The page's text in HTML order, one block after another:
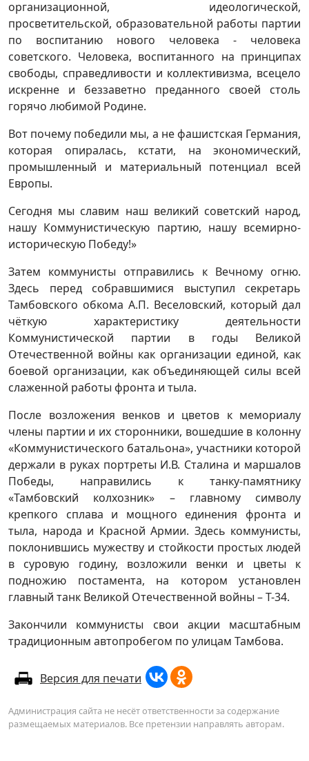
организационной, идеологической,
просветительской, образовательной работы партии
по воспитанию нового человека - человека
советского. Человека, воспитанного на принципах
свободы, справедливости и коллективизма, всецело
искренне и беззаветно преданного своей столь
горячо любимой Родине.
Вот почему победили мы, а не фашистская Германия,
которая опиралась, кстати, на экономический,
промышленный и материальный потенциал всей
Европы.
Сегодня мы славим наш великий советский народ,
нашу Коммунистическую партию, нашу всемирно-
историческую Победу!»
Затем коммунисты отправились к Вечному огню.
Здесь перед собравшимися выступил секретарь
Тамбовского обкома А.П. Веселовский, который дал
чёткую характеристику деятельности
Коммунистической партии в годы Великой
Отечественной войны как организации единой, как
боевой организации, как объединяющей силы всей
слаженной работы фронта и тыла.
После возложения венков и цветов к мемориалу
члены партии и их сторонники, вошедшие в колонну
«Коммунистического батальона», участники которой
держали в руках портреты И.В. Сталина и маршалов
Победы, направились к танку-памятнику
«Тамбовский колхозник» – главному символу
крепкого сплава и мощного единения фронта и
тыла, народа и Красной Армии. Здесь коммунисты,
поклонившись мужеству и стойкости простых людей
в суровую годину, возложили венки и цветы к
подножию постамента, на котором установлен
главный танк Великой Отечественной войны – Т-34.
Закончили коммунисты свои акции масштабным
традиционным автопробегом по улицам Тамбова.
Версия для печати
Администрация сайта не несёт ответственности за содержание
размещаемых материалов. Все претензии направлять авторам.